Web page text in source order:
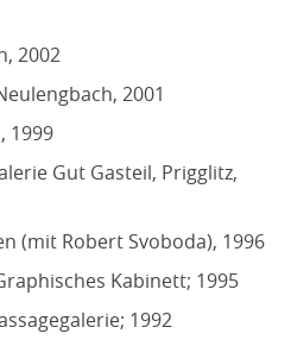
2002
2001
1999
Gut Gasteil, Prigglitz,
(mit Robert Svoboda), 1996
Kabinett; 1995
1992